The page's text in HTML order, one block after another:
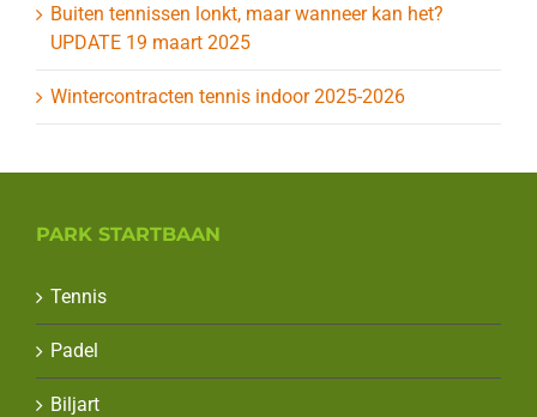
Buiten tennissen lonkt, maar wanneer kan het?
UPDATE 19 maart 2025
Wintercontracten tennis indoor 2025-2026
PARK STARTBAAN
Tennis
Padel
Biljart